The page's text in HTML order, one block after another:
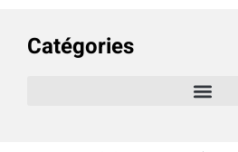
Catégories